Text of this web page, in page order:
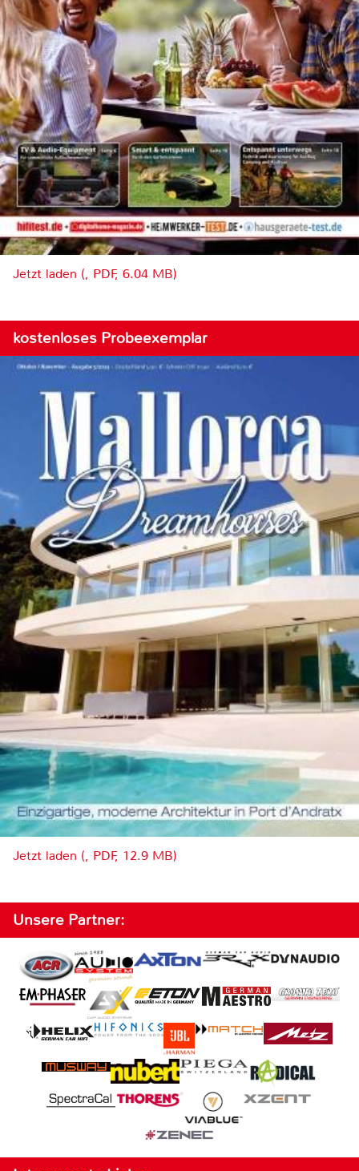
Jetzt laden (, PDF, 6.04 MB)
kostenloses Probeexemplar
Jetzt laden (, PDF, 12.9 MB)
Unsere Partner: